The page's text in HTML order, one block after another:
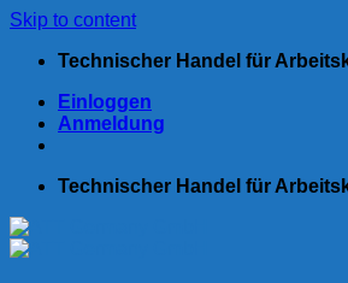
Skip to content
Technischer Handel für
Einloggen
Anmeldung
Technischer Handel für